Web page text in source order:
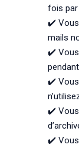
fois
✔️ Vous
mails
✔️ Vous
✔️ Vous
✔️ Vous
✔️ Vous